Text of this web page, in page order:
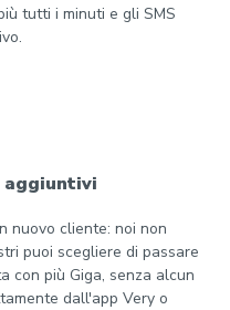
tutti i minuti e gli SMS
aggiuntivi
nuovo cliente: noi non
puoi scegliere di passare
con più Giga, senza alcun
dall'app Very o